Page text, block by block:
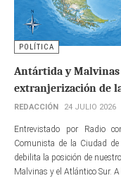
POLÍTICA
Antártida y
extranjerización de
REDACCIÓN 24 JULIO 2026
Entrevistado por Radio
Comunista de la Ciudad
debilita la posición de
Malvinas y el Atlántico Sur.